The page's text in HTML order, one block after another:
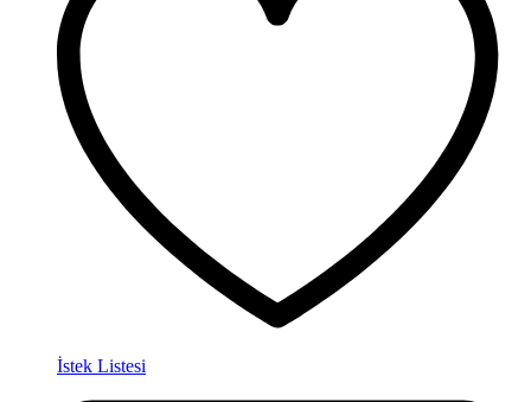
İstek Listesi